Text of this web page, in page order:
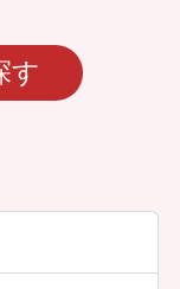
す